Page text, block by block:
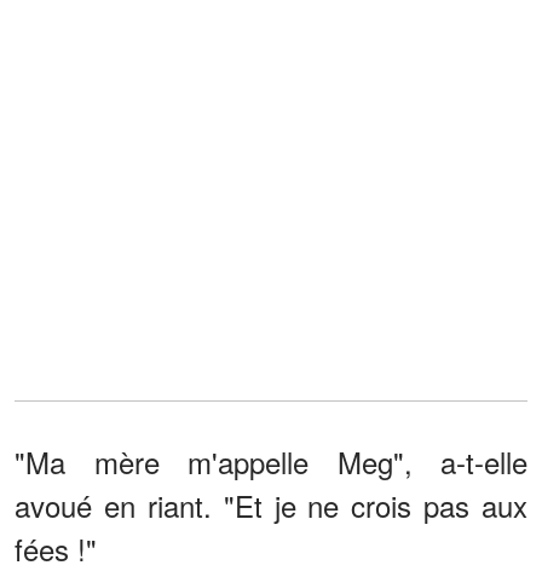
"Ma mère m'appelle Meg", a-t-elle
avoué en riant. "Et je ne crois pas aux
fées !"